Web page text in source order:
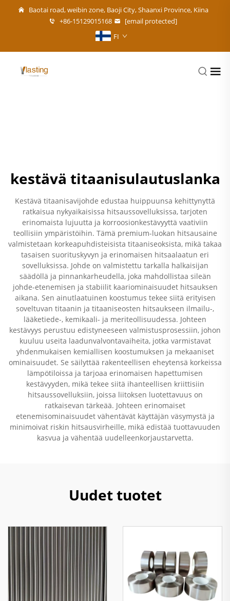
Baotai road, weibin zone, Baoji City, Shaanxi Province, Kiina
+86-15129015168
[email protected]
FI
kestävä titaanisulautuslanka
Kestävä titaanisavijohde edustaa huippuunsa kehittynyttä
ratkaisua nykyaikaisissa hitsaussovelluksissa, tarjoten
erinomaista lujuutta ja korroosionkestävyyttä vaativiin
teollisiin ympäristöihin. Tämä premium-luokan hitsausaine
valmistetaan korkeapuhdisteisista titaaniseoksista, mikä takaa
tasaisen suorituskyvyn ja erinomaisen hitsaalaatun eri
sovelluksissa. Johde on valmistettu tarkalla halkaisijan
säädöllä ja pinnankarheudella, joka mahdollistaa sileän
johde-etenemisen ja stabiilit kaariominaisuudet hitsauksen
aikana. Sen ainutlaatuinen koostumus tekee siitä erityisen
soveltuvan titaanin ja titaaniseosten hitsaukseen ilmailu-,
lääketiede-, kemikaali- ja meriteollisuudessa. Johteen
kestävyys perustuu edistyneeseen valmistusprosessiin, johon
kuuluu useita laadunvalvontavaiheita, jotka varmistavat
yhdenmukaisen kemiallisen koostumuksen ja mekaaniset
ominaisuudet. Se säilyttää rakenteellisen eheytensä korkeissa
lämpötiloissa ja tarjoaa erinomaisen hapettumisen
kestävyyden, mikä tekee siitä ihanteellisen kriittisiin
hitsaussovelluksiin, joissa liitoksen luotettavuus on
ratkaisevan tärkeää. Johteen erinomaiset
etenemisominaisuudet vähentävät käyttäjän väsymystä ja
minimoivat riskin hitsausvirheille, mikä edistää tuottavuuden
kasvua ja vähentää uudelleenkorjaustarvetta.
Uudet tuotet